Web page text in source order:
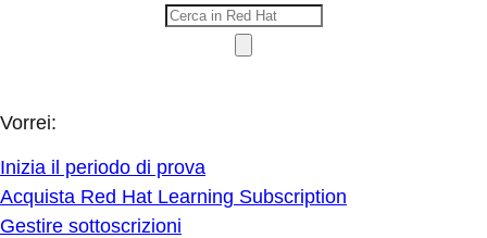
Vorrei:
Inizia il periodo di prova
Acquista Red Hat Learning Subscription
Gestire sottoscrizioni